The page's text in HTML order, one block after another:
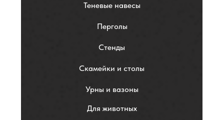
Теневые навесы
Перголы
Стенды
Скамейки и столы
Урны и вазоны
Для животных